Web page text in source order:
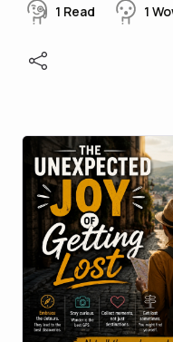
1 Read 1